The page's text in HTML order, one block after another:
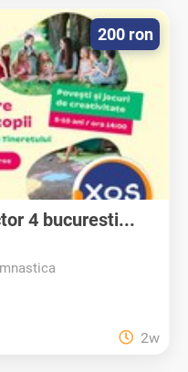
4 bucuresti...
200 ron
2w